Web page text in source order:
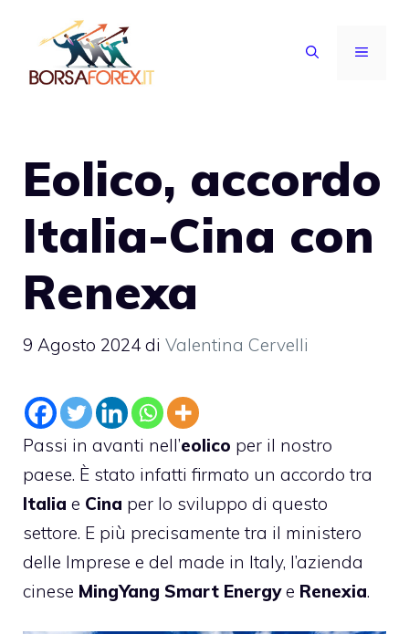
contenuto
MENU
Eolico, accordo
Italia-Cina con
Renexa
9 Agosto 2024 di Valentina Cervelli
Passi in avanti nell’eolico per il nostro
paese. È stato infatti firmato un accordo tra
Italia e Cina per lo sviluppo di questo
settore. E più precisamente tra il ministero
delle Imprese e del made in Italy, l’azienda
cinese MingYang Smart Energye Renexia.